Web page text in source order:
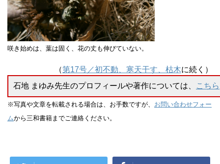
咲き始めは、葉は固く、花の丈も伸びていない。
（第17号／初不動、寒天干す、枯木に続く）
石地 まゆみ先生のプロフィールや著作については、
こちら
※写真や文章を転載される場合は、お手数ですが、 お問い合わせフォー
ムから三和書籍までご連絡ください。